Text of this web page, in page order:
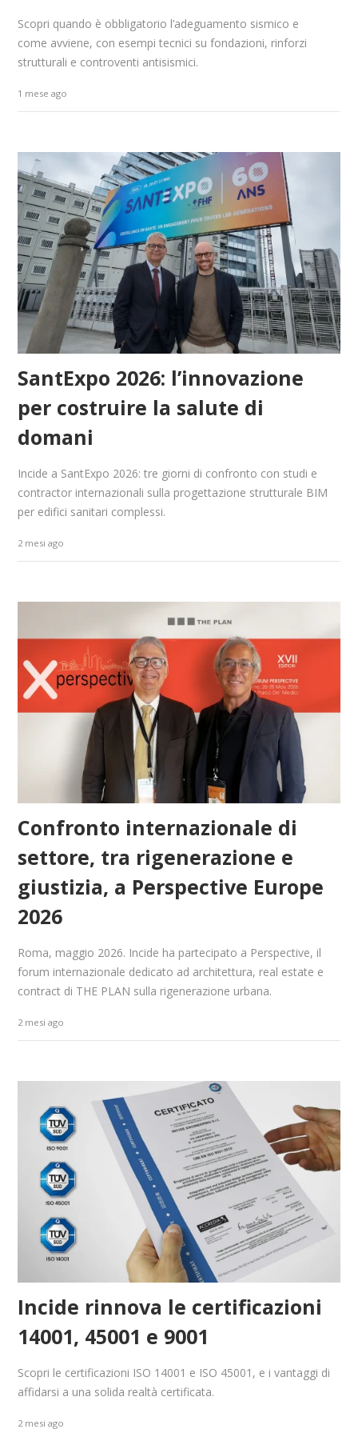
Scopri quando è obbligatorio l’adeguamento sismico e
come avviene, con esempi tecnici su fondazioni, rinforzi
strutturali e controventi antisismici.
1 mese ago
SantExpo 2026: l’innovazione
per costruire la salute di
domani
Incide a SantExpo 2026: tre giorni di confronto con studi e
contractor internazionali sulla progettazione strutturale BIM
per edifici sanitari complessi.
2 mesi ago
Confronto internazionale di
settore, tra rigenerazione e
giustizia, a Perspective Europe
2026
Roma, maggio 2026. Incide ha partecipato a Perspective, il
forum internazionale dedicato ad architettura, real estate e
contract di THE PLAN sulla rigenerazione urbana.
2 mesi ago
Incide rinnova le certificazioni
14001, 45001 e 9001
Scopri le certificazioni ISO 14001 e ISO 45001, e i vantaggi di
affidarsi a una solida realtà certificata.
2 mesi ago